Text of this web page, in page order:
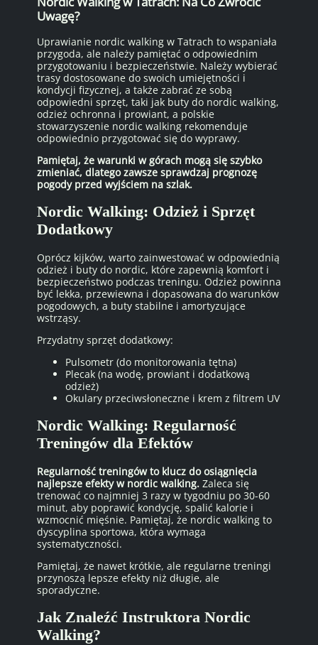
Uwagę?
Uprawianie nordic walking w Tatrach to wspaniała
przygoda, ale należy pamiętać o odpowiednim
przygotowaniu i bezpieczeństwie. Należy wybierać
trasy dostosowane do swoich umiejętności i
kondycji fizycznej, a także zabrać ze sobą
odpowiedni sprzęt, taki jak buty do nordic walking,
odzież ochronna i prowiant, a polskie
stowarzyszenie nordic walking rekomenduje
odpowiednio przygotować się do wyprawy.
Pamiętaj, że warunki w górach mogą się szybko
zmieniać, dlatego zawsze sprawdzaj prognozę
pogody przed wyjściem na szlak.
Nordic Walking: Odzież i Sprzęt
Dodatkowy
Oprócz kijków, warto zainwestować w odpowiednią
odzież i buty do nordic, które zapewnią komfort i
bezpieczeństwo podczas treningu. Odzież powinna
być lekka, przewiewna i dopasowana do warunków
pogodowych, a buty stabilne i amortyzujące
wstrząsy.
Przydatny sprzęt dodatkowy:
Pulsometr (do monitorowania tętna)
Plecak (na wodę, prowiant i dodatkową
odzież)
Okulary przeciwsłoneczne i krem z filtrem UV
Nordic Walking: Regularność
Treningów dla Efektów
Regularność treningów to klucz do osiągnięcia
najlepsze efekty w nordic walking. Zaleca się
trenować co najmniej 3 razy w tygodniu po 30-60
minut, aby poprawić kondycję, spalić kalorie i
wzmocnić mięśnie. Pamiętaj, że nordic walking to
dyscyplina sportowa, która wymaga
systematyczności.
Pamiętaj, że nawet krótkie, ale regularne treningi
przynoszą lepsze efekty niż długie, ale
sporadyczne.
Jak Znaleźć Instruktora Nordic
Walking?